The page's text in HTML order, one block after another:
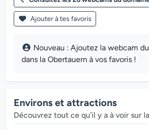
Ajouter à tes favoris
Nouveau : Ajoutez la webcam
dans la Obertauern à vos favoris !
Environs et attractions
Découvrez tout ce qu’il y a à voir sur